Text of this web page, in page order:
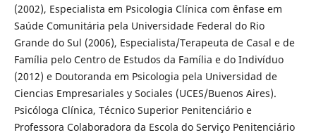
(2002), Especialista em Psicologia Clínica com ênfase em
Saúde Comunitária pela Universidade Federal do Rio
Grande do Sul (2006), Especialista/Terapeuta de Casal e de
Família pelo Centro de Estudos da Família e do Indivíduo
(2012) e Doutoranda em Psicologia pela Universidad de
Ciencias Empresariales y Sociales (UCES/Buenos Aires).
Psicóloga Clínica, Técnico Superior Penitenciário e
Professora Colaboradora da Escola do Serviço Penitenciário